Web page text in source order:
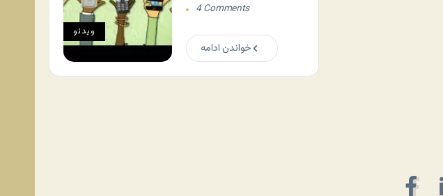
ویدئو
4 Comments
خواندن ادامه